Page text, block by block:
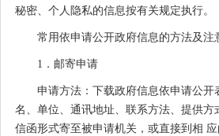
秘密、个人隐私的信息按有关规定执行。
常用依申请公开政府信息的方法及注
1．邮寄申请
申请方法：下载政府信息依申请公开
名、单位、通讯地址、联系方法、提供方
信函形式寄至被申请机关，或直接到相 应